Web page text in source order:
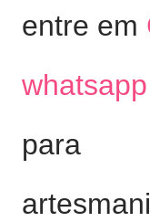
entre em
whatsapp
para